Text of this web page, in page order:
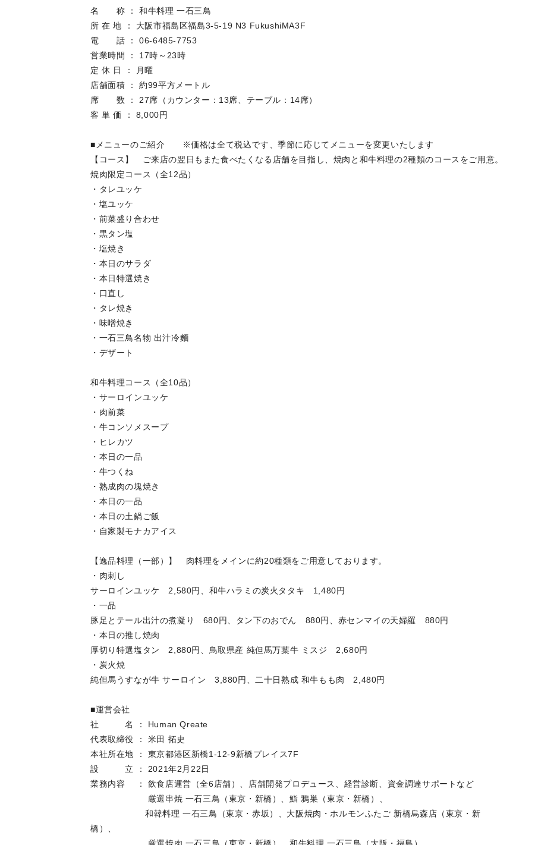
名 称 ： 和牛料理 一石三鳥
所 在 地 ： 大阪市福島区福島3-5-19 N3 FukushiMA3F
電 話 ： 06-6485-7753
営業時間 ： 17時～23時
定 休 日 ： 月曜
店舗面積 ： 約99平方メートル
席 数 ： 27席（カウンター：13席、テーブル：14席）
客 単 価 ： 8,000円
■メニューのご紹介 ※価格は全て税込です、季節に応じてメニューを変更いたします
【コース】 ご来店の翌日もまた食べたくなる店舗を目指し、焼肉と和牛料理の2種類のコースをご用意。
焼肉限定コース（全12品）
・タレユッケ
・塩ユッケ
・前菜盛り合わせ
・黒タン塩
・塩焼き
・本日のサラダ
・本日特選焼き
・口直し
・タレ焼き
・味噌焼き
・一石三鳥名物 出汁冷麵
・デザート
和牛料理コース（全10品）
・サーロインユッケ
・肉前菜
・牛コンソメスープ
・ヒレカツ
・本日の一品
・牛つくね
・熟成肉の塊焼き
・本日の一品
・本日の土鍋ご飯
・自家製モナカアイス
【逸品料理（一部）】 肉料理をメインに約20種類をご用意しております。
・肉刺し
サーロインユッケ 2,580円、和牛ハラミの炭火タタキ 1,480円
・一品
豚足とテール出汁の煮凝り 680円、タン下のおでん 880円、赤センマイの天婦羅 880円
・本日の推し焼肉
厚切り特選塩タン 2,880円、鳥取県産 純但馬万葉牛 ミスジ 2,680円
・炭火焼
純但馬うすなが牛 サーロイン 3,880円、二十日熟成 和牛もも肉 2,480円
■運営会社
社 名 ： Human Qreate
代表取締役 ： 米田 拓史
本社所在地 ： 東京都港区新橋1-12-9新橋プレイス7F
設 立 ： 2021年2月22日
業務内容 ： 飲食店運営（全6店舗）、店舗開発プロデュース、経営診断、資金調達サポートなど
厳選串焼 一石三鳥（東京・新橋）、鮨 鴉巣（東京・新橋）、
和韓料理 一石三鳥（東京・赤坂）、大阪焼肉・ホルモンふたご 新橋烏森店（東京・新
橋）、